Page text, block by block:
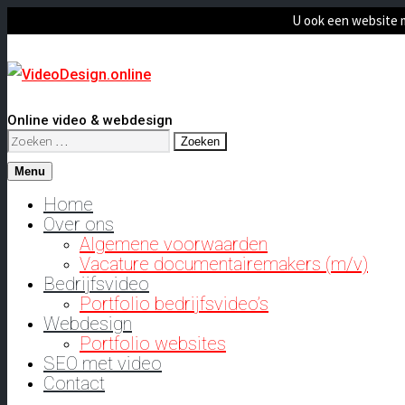
U ook een website
Online video & webdesign
Zoeken
naar:
Menu
Home
Over ons
Algemene voorwaarden
Vacature documentairemakers (m/v)
Bedrijfsvideo
Portfolio bedrijfsvideo’s
Webdesign
Portfolio websites
SEO met video
Contact